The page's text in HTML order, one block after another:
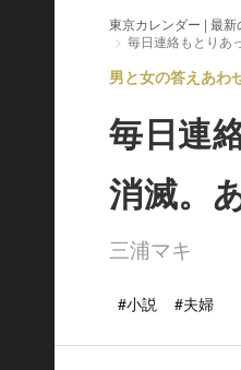
東京カレンダー | 最
毎日連絡もとりあ
男と女の答えあわ
毎日連
消滅。
三浦マキ
#小説 #夫婦